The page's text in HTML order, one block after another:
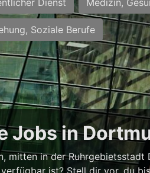
Dienst Medizin,
Soziale Berufe
Jobs in
mitten in der